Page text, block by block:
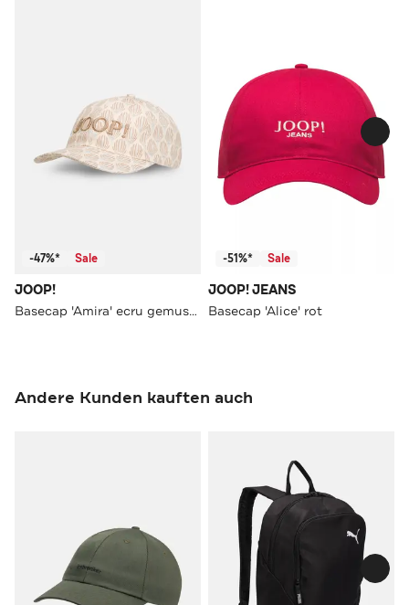
-47%* Sale
JOOP!
Basecap 'Amira' ecru gemustert
-51%* Sale
JOOP! JEANS
Basecap 'Alice' rot
Andere Kunden kauften auch